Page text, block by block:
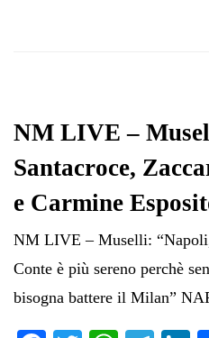
NM LIVE –
Santacroce,
e Carmine
NM LIVE – Muselli:
Conte è più sereno perchè
bisogna battere il Milan”